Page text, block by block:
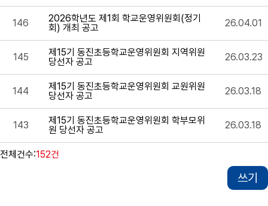
146
2026학년도 제1회 학교운영위원회(정기
회) 개최 공고
26.04.01
145
제15기 동진초등학교운영위원회 지역위원
당선자 공고
26.03.23
144
제15기 동진초등학교운영위원회 교원위원
당선자 공고
26.03.18
143
제15기 동진초등학교운영위원회 학부모위
원 당선자 공고
26.03.18
전체건수:152건
쓰기